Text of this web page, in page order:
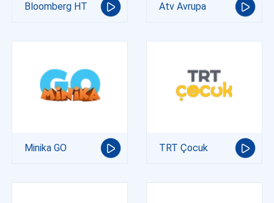
Bloomberg HT Atv Avrupa
Minika GO TRT Çocuk